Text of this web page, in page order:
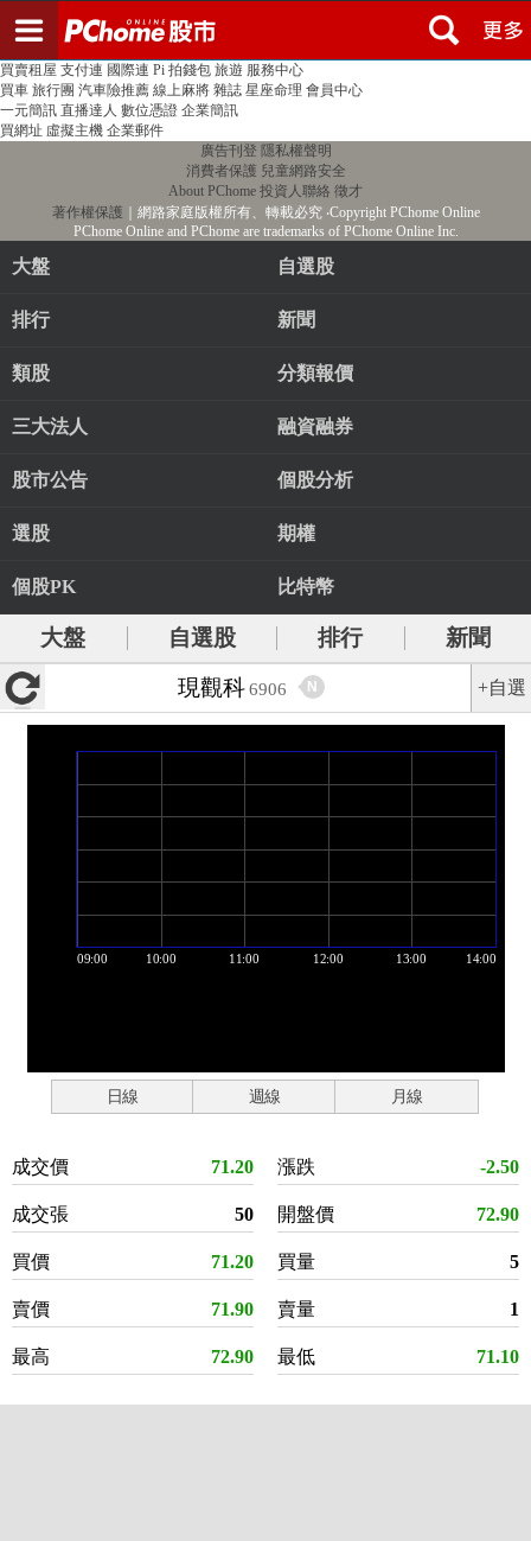
PChome首頁 線上購物 24h購物 書店
買賣租屋 支付連 國際連 Pi 拍錢包 旅遊 服務中心
買車 旅行團 汽車險推薦 線上麻將 雜誌 星座命理 會員中心
一元簡訊 直播達人 數位憑證 企業簡訊
買網址 虛擬主機 企業郵件
廣告刊登 隱私權聲明
消費者保護 兒童網路安全
About PChome 投資人聯絡 徵才
著作權保護 ｜網路家庭版權所有、轉載必究‧Copyright PChome Online
PChome Online and PChome are trademarks of PChome Online Inc.
大盤 自選股
排行 新聞
類股 分類報價
三大法人 融資融券
股市公告 個股分析
選股 期權
個股PK 比特幣
大盤 自選股 排行
新聞
現觀科 6906 N +自選
日線 週線 月線
成交價 71.20
成交張 50
買價 71.20
賣價 71.90
最高 72.90
漲跌 -2.50
開盤價 72.90
買量 5
賣量 1
最低 71.10